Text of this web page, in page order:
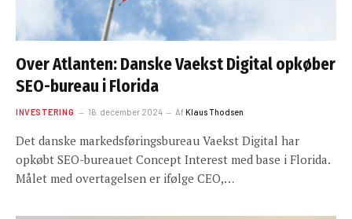
Over Atlanten: Danske Vaekst Digital opkøber
SEO-bureau i Florida
INVESTERING 16. december 2024 AfKlaus Thodsen
Det danske markedsføringsbureau Vaekst Digital har
opkøbt SEO-bureauet Concept Interest med base i Florida.
Målet med overtagelsen er ifølge CEO,…